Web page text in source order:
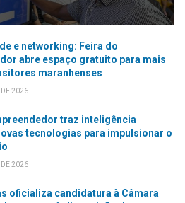
e networking: Feira do
abre espaço gratuito para mais
maranhenses
DE 2026
traz inteligência
tecnologias para impulsionar o
DE 2026
oficializa candidatura à Câmara